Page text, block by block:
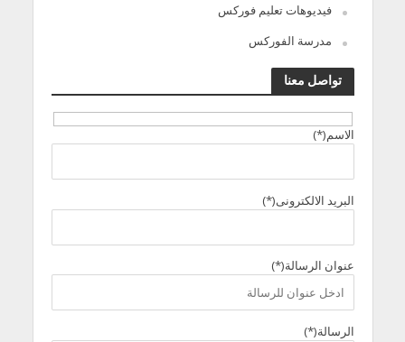
فيديوهات تعليم فوركس
مدرسة الفوركس
تواصل معنا
الاسم(*)
البريد الالكترونى(*)
عنوان الرسالة(*)
الرسالة(*)